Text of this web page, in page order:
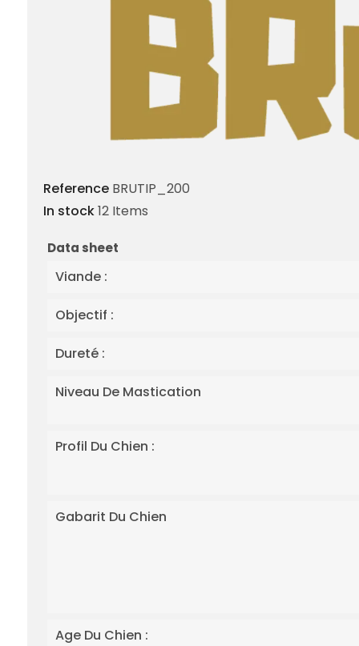
Reference BRUTIP_200
In stock12 Items
Data sheet
Viande :
Objectif :
Dureté :
Niveau De Mastication
Profil Du Chien :
Gabarit Du Chien
Age Du Chien :